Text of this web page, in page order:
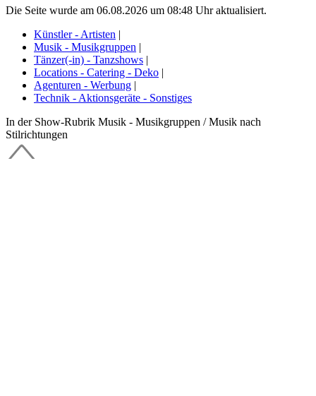
Die Seite wurde am 06.08.2026 um 08:48 Uhr aktualisiert.
Künstler - Artisten |
Musik - Musikgruppen |
Tänzer(-in) - Tanzshows |
Locations - Catering - Deko |
Agenturen - Werbung |
Technik - Aktionsgeräte - Sonstiges
In der Show-Rubrik Musik - Musikgruppen / Musik nach
Stilrichtungen